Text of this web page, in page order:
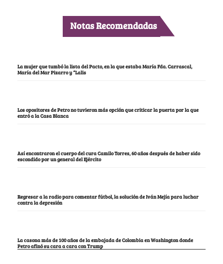
Notas Recomendadas
La mujer que tumbó la lista del Pacto, en la que estaba María Fda. Carrascal,
María del Mar Pizarro y “Lalis
Los opositores de Petro no tuvieron más opción que criticar la puerta por la que
entró a la Casa Blanca
Así encontraron el cuerpo del cura Camilo Torres, 60 años después de haber sido
escondido por un general del Ejército
Regresar a la radio para comentar fútbol, la solución de Iván Mejía para luchar
contra la depresión
La casona más de 100 años de la embajada de Colombia en Washington donde
Petro afinó su cara a cara con Trump